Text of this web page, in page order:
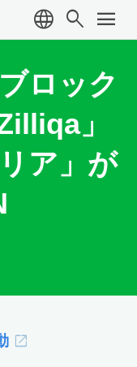
language search menu
ロック
」
ア」が